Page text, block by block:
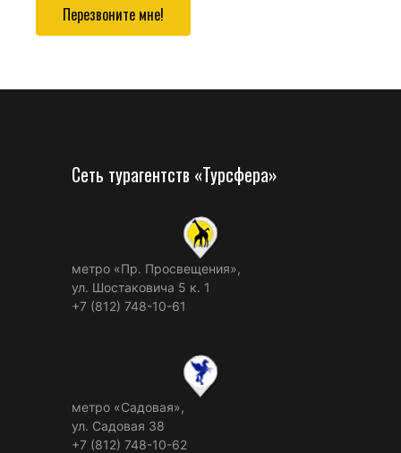
Перезвоните мне!
Сеть турагентств «Турсфера»
метро «Пр. Просвещения»,
ул. Шостаковича 5 к. 1
+7 (812) 748-10-61
метро «Садовая»,
ул. Садовая 38
+7 (812) 748-10-62